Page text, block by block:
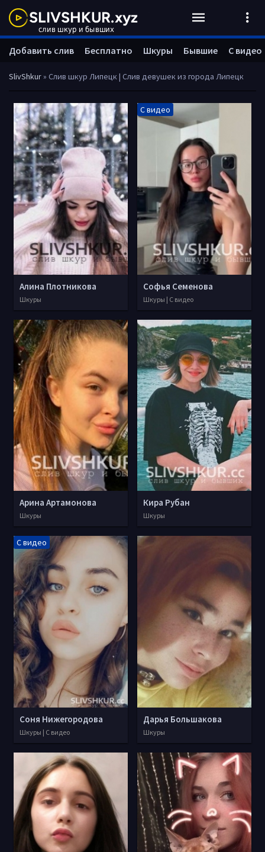
SlivShkur» Слив шкур Липецк | Слив девушек из города Липецк
Алина Плотникова
Шкуры
С видео
Софья Семенова
Шкуры | С видео
Арина Артамонова
Шкуры
Кира Рубан
Шкуры
С видео
Соня Нижегородова
Шкуры | С видео
Дарья Большакова
Шкуры
Добавить слив Бесплатно Шкуры Бывшие С видео